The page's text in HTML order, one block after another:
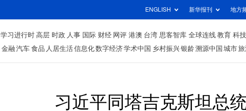
ENGLISH 新华报刊 地方
学习进行时 高层 时政 人事 国际 财经 网评 港澳 台湾 思客智库 全球连线 教育 科技
金融 汽车 食品 人居生活信息化数字经济学术中国 乡村振兴银龄溯源中国 城市
习近平同塔吉克斯坦总